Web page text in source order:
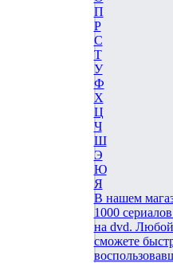
П
Р
С
Т
У
Ф
Х
Ц
Ч
Ш
Э
Ю
Я
В нашем
1000
на dvd.
сможете